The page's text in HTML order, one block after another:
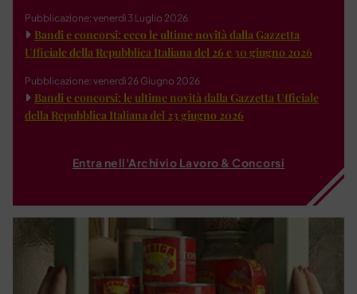
Pubblicazione: venerdì 3 Luglio 2026
Bandi e concorsi: ecco le ultime novità dalla Gazzetta
Ufficiale della Repubblica Italiana del 26 e 30 giugno 2026
Pubblicazione: venerdì 26 Giugno 2026
Bandi e concorsi: le ultime novità dalla Gazzetta Ufficiale
della Repubblica Italiana del 23 giugno 2026
Entra nell'Archivio Lavoro & Concorsi